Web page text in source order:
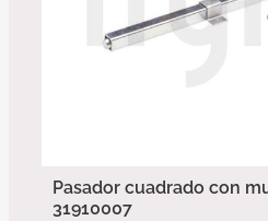
Pasador cuadrado con
31910007